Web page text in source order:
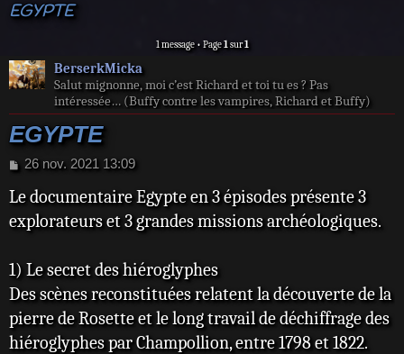
EGYPTE
1 message • Page1sur1
BerserkMicka
Salut mignonne, moi c’est Richard et toi tu es ? Pas
intéressée… (Buffy contre les vampires, Richard et Buffy)
EGYPTE
M
s
a
e
26 nov. 2021 13:09
Le documentaire Egypte en 3 épisodes présente 3
explorateurs et 3 grandes missions archéologiques.
1) Le secret des hiéroglyphes
Des scènes reconstituées relatent la découverte de la
pierre de Rosette et le long travail de déchiffrage des
hiéroglyphes par Champollion, entre 1798 et 1822.